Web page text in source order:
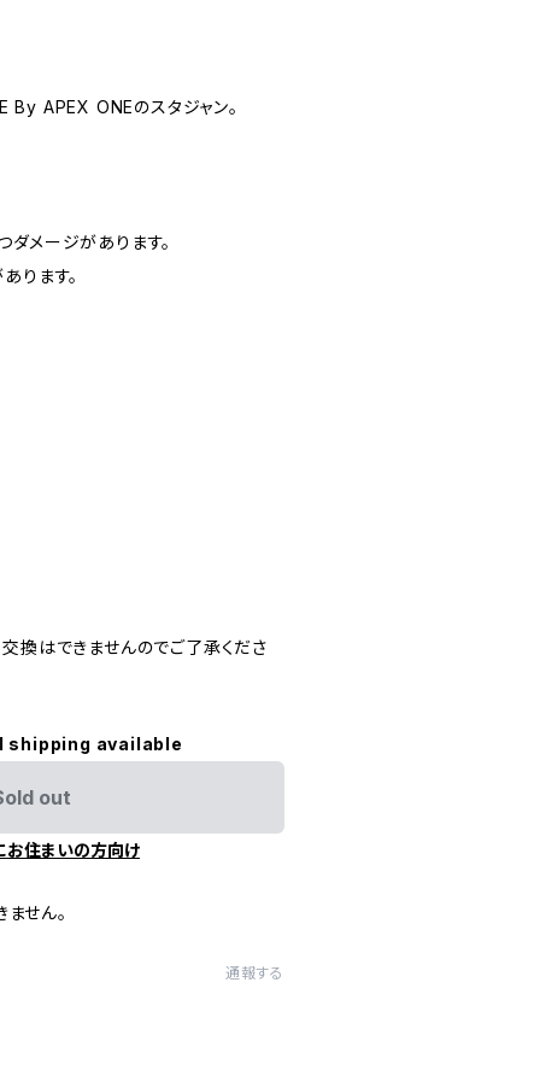
APEX ONEのスタジャン。
メージがあります。
ります。
換はできませんのでご了承くださ
shipping available
out
お住まいの方向け
せん。
通報する